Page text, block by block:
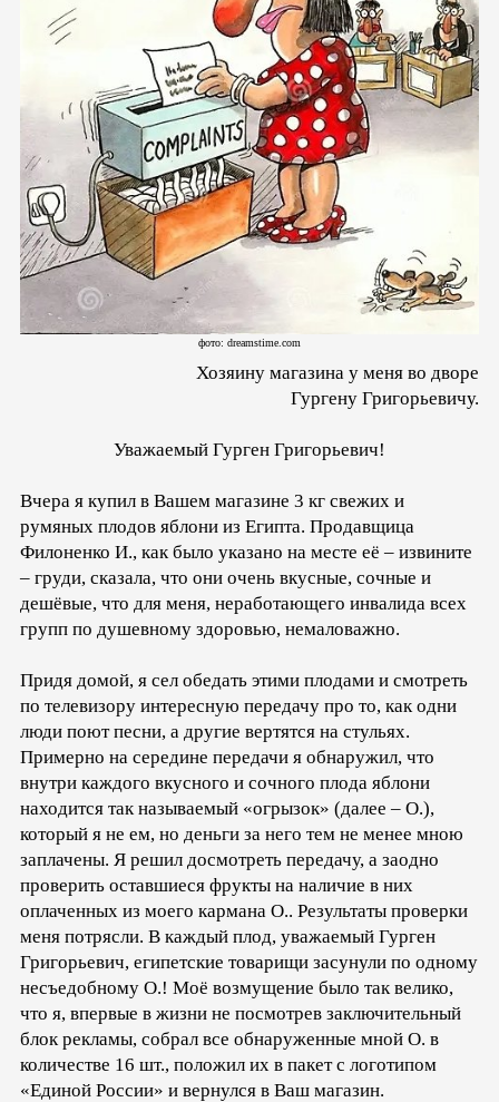
фото: dreamstime.com
Хозяину магазина у меня во дворе
Гургену Григорьевичу.
Уважаемый Гурген Григорьевич!
Вчера я купил в Вашем магазине 3 кг свежих и
румяных плодов яблони из Египта. Продавщица
Филоненко И., как было указано на месте её – извините
– груди, сказала, что они очень вкусные, сочные и
дешёвые, что для меня, неработающего инвалида всех
групп по душевному здоровью, немаловажно.
Придя домой, я сел обедать этими плодами и смотреть
по телевизору интересную передачу про то, как одни
люди поют песни, а другие вертятся на стульях.
Примерно на середине передачи я обнаружил, что
внутри каждого вкусного и сочного плода яблони
находится так называемый «огрызок» (далее – О.),
который я не ем, но деньги за него тем не менее мною
заплачены. Я решил досмотреть передачу, а заодно
проверить оставшиеся фрукты на наличие в них
оплаченных из моего кармана О.. Результаты проверки
меня потрясли. В каждый плод, уважаемый Гурген
Григорьевич, египетские товарищи засунули по одному
несъедобному О.! Моё возмущение было так велико,
что я, впервые в жизни не посмотрев заключительный
блок рекламы, собрал все обнаруженные мной О. в
количестве 16 шт., положил их в пакет с логотипом
«Единой России» и вернулся в Ваш магазин.